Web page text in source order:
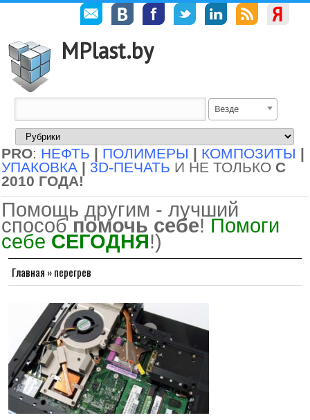
MPlast.by
Везде
PRO: НЕФТЬ | ПОЛИМЕРЫ | КОМПОЗИТЫ |
УПАКОВКА | 3D-ПЕЧАТЬ И НЕ ТОЛЬКО С
2010 ГОДА!
Помощь другим - лучший
способ помочь себе! Помоги
себе СЕГОДНЯ!)
Главная »перегрев